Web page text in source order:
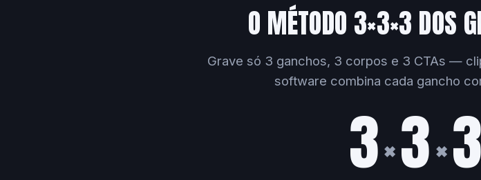
O MÉTODO 3×3×3 DOS
Grave só 3 ganchos, 3 corpos e 3 CTAs —
software combina cada gancho
3×3×3